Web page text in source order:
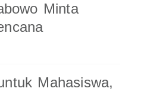
Minta
Mahasiswa,